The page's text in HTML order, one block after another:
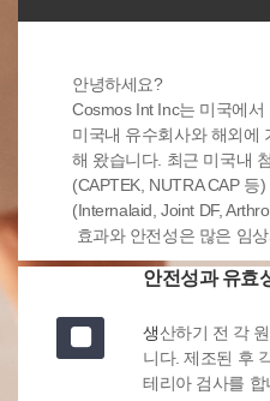
안녕하세요?
Cosmos Int Inc는 미국에
미국내 유수회사와 해외에
해 왔습니다. 최근 미국내
(CAPTEK, NUTRA CAP
(Internalaid, Joint DF,
효과와 안전성은 많은 임
안전성과 유효
생산하기 전 각
니다. 제조된 후
테리아 검사를 합